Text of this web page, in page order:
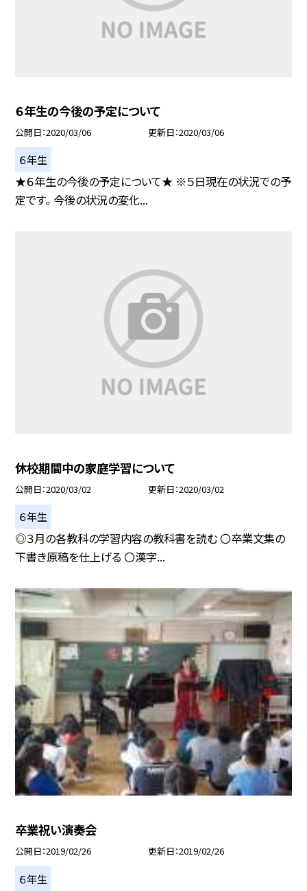
６年生の今後の予定について
公開日 2020/03/06 更新日 2020/03/06
６年生
★６年生の今後の予定について★ ※５日現在の状況での予
定です。 今後の状況の変化...
休校期間中の家庭学習について
公開日 2020/03/02 更新日 2020/03/02
６年生
◎３月の各教科の学習内容の教科書を読む 〇卒業文集の
下書き原稿を仕上げる 〇漢字...
卒業祝い演奏会
公開日 2019/02/26 更新日 2019/02/26
６年生